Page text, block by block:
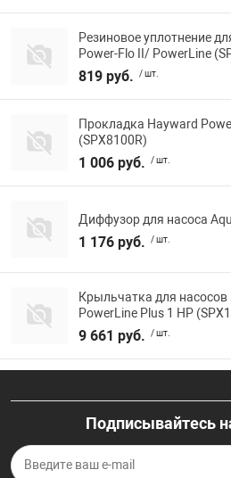
Резиновое уплотнение
Power-Flo II/ PowerLine
819 руб. / шт.
Прокладка Hayward
(SPX8100R)
1 006 руб. / шт.
Диффузор для насоса
1 176 руб. / шт.
Крыльчатка для
PowerLine Plus 1 НР
9 661 руб. / шт.
Подписывайтесь